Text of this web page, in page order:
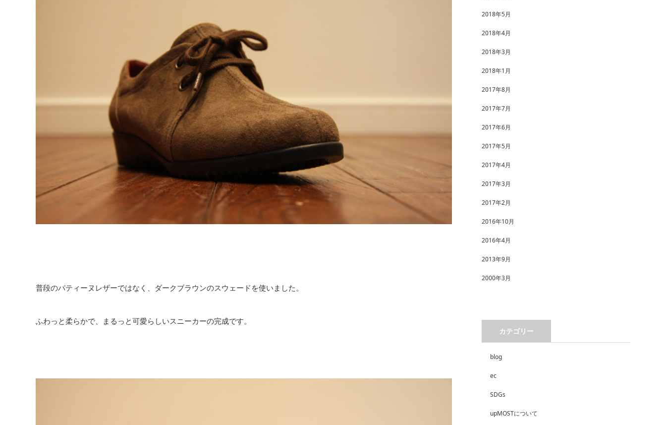
普段のパティーヌレザーではなく、ダークブラウンのスウェードを使いました。
ふわっと柔らかで、まるっと可愛らしいスニーカーの完成です。
2018年5月
2018年4月
2018年3月
2018年1月
2017年8月
2017年7月
2017年6月
2017年5月
2017年4月
2017年3月
2017年2月
2016年10月
2016年4月
2013年9月
2000年3月
カテゴリー
blog
ec
SDGs
upMOSTについて